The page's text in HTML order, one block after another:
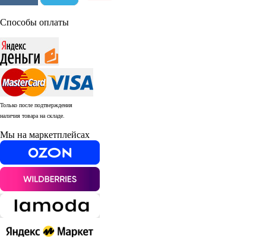
Способы оплаты
Только после подтверждения
наличия товара на складе.
Мы на маркетплейсах